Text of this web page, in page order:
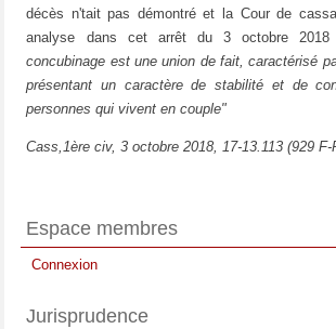
décès n'tait pas démontré et la Cour de
analyse dans cet arrêt du 3 octobre 2018
concubinage est une union de fait, caractérisé
présentant un caractère de stabilité et de
personnes qui vivent en couple"
Cass,1ère civ, 3 octobre 2018, 17-13.113 (929 F-
Espace membres
Connexion
Jurisprudence